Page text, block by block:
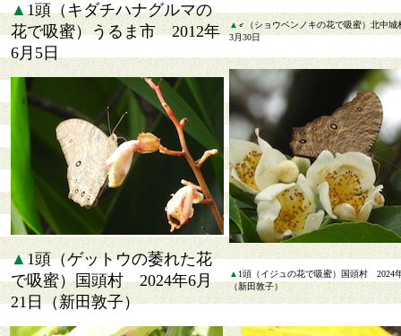
▲1頭（キダチハナグルマの
花で吸蜜）うるま市 2012年
6月5日
▲♂（ショウベンノキの花で吸蜜）北中
3月30日
▲1頭（ゲットウの萎れた花
で吸蜜）国頭村 2024年6月
21日（新田敦子）
▲ 1頭（イジュの花で吸蜜）国頭村 2024
（新田敦子）